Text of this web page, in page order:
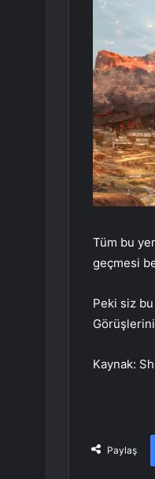
Tüm bu
geçmesi
Peki siz
Kaynak:
Paylaş